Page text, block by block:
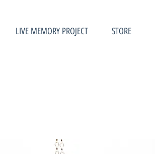
LIVE MEMORY PROJECT STORE